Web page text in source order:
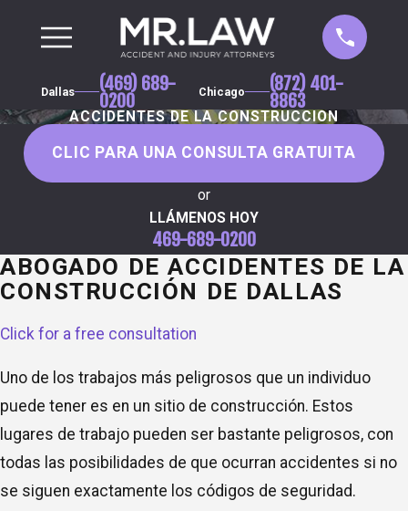
Dallas (469) 689-
0200 Chicago (872) 401-
8863
ACCIDENTES DE LA CONSTRUCCION
CLIC PARA UNA CONSULTA GRATUITA
or
LLÁMENOS HOY
469-689-0200
ABOGADO DE ACCIDENTES DE LA
CONSTRUCCIÓN DE DALLAS
Click for a free consultation
Uno de los trabajos más peligrosos que un individuo
puede tener es en un sitio de construcción. Estos
lugares de trabajo pueden ser bastante peligrosos, con
todas las posibilidades de que ocurran accidentes si no
se siguen exactamente los códigos de seguridad.